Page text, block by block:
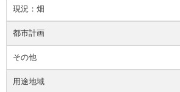
現況：畑
都市計画
その他
用途地域